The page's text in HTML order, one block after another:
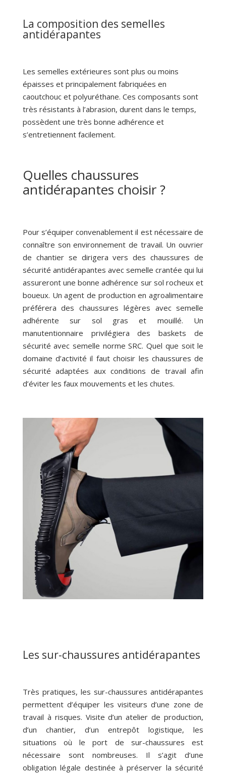
La composition des semelles
antidérapantes
Les semelles extérieures sont plus ou moins
épaisses et principalement fabriquées en
caoutchouc et polyuréthane. Ces composants sont
très résistants à l’abrasion, durent dans le temps,
possèdent une très bonne adhérence et
s’entretiennent facilement.
Quelles chaussures
antidérapantes choisir ?
Pour s’équiper convenablement il est nécessaire de
connaître son environnement de travail. Un ouvrier
de chantier se dirigera vers des chaussures de
sécurité antidérapantes avec semelle crantée qui lui
assureront une bonne adhérence sur sol rocheux et
boueux. Un agent de production en agroalimentaire
préférera des chaussures légères avec semelle
adhérente sur sol gras et mouillé. Un
manutentionnaire privilégiera des baskets de
sécurité avec semelle norme SRC. Quel que soit le
domaine d’activité il faut choisir les chaussures de
sécurité adaptées aux conditions de travail afin
d’éviter les faux mouvements et les chutes.
Les sur-chaussures antidérapantes
Très pratiques, les sur-chaussures antidérapantes
permettent d’équiper les visiteurs d’une zone de
travail à risques. Visite d’un atelier de production,
d’un chantier, d’un entrepôt logistique, les
situations où le port de sur-chaussures est
nécessaire sont nombreuses. Il s’agit d’une
obligation légale destinée à préserver la sécurité